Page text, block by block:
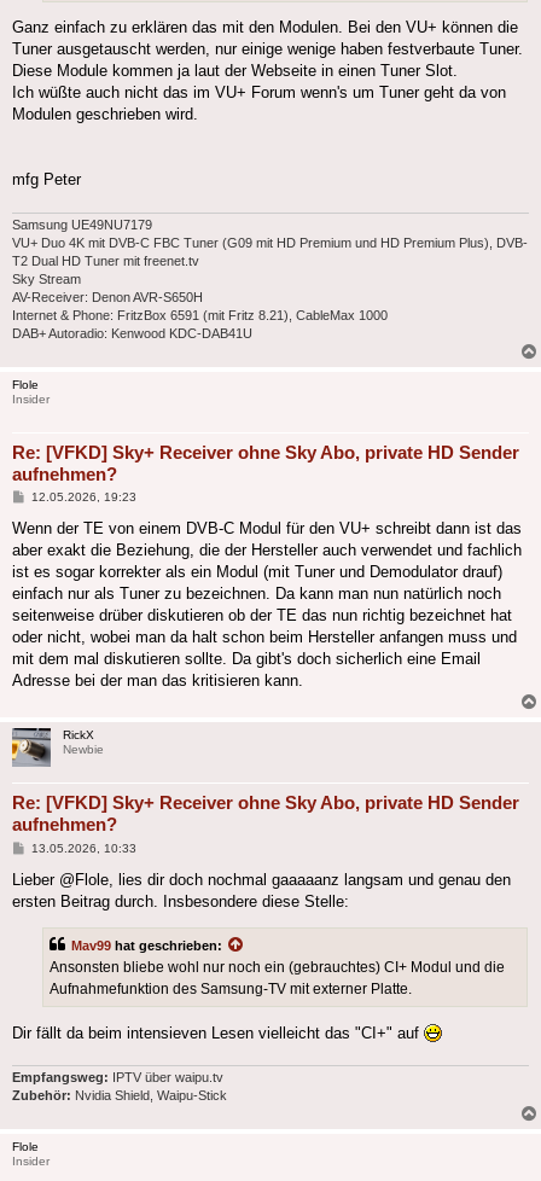
Ganz einfach zu erklären das mit den Modulen. Bei den VU+ können die
Tuner ausgetauscht werden, nur einige wenige haben festverbaute Tuner.
Diese Module kommen ja laut der Webseite in einen Tuner Slot.
Ich wüßte auch nicht das im VU+ Forum wenn's um Tuner geht da von
Modulen geschrieben wird.
mfg Peter
Samsung UE49NU7179
VU+ Duo 4K mit DVB-C FBC Tuner (G09 mit HD Premium und HD Premium Plus), DVB-
T2 Dual HD Tuner mit freenet.tv
Sky Stream
AV-Receiver: Denon AVR-S650H
Internet & Phone: FritzBox 6591 (mit Fritz 8.21), CableMax 1000
DAB+ Autoradio: Kenwood KDC-DAB41U
Flole
Insider
Re: [VFKD] Sky+ Receiver ohne Sky Abo, private HD Sender
aufnehmen?
Beitrag
12.05.2026, 19:23
Wenn der TE von einem DVB-C Modul für den VU+ schreibt dann ist das
aber exakt die Beziehung, die der Hersteller auch verwendet und fachlich
ist es sogar korrekter als ein Modul (mit Tuner und Demodulator drauf)
einfach nur als Tuner zu bezeichnen. Da kann man nun natürlich noch
seitenweise drüber diskutieren ob der TE das nun richtig bezeichnet hat
oder nicht, wobei man da halt schon beim Hersteller anfangen muss und
mit dem mal diskutieren sollte. Da gibt's doch sicherlich eine Email
Adresse bei der man das kritisieren kann.
RickX
Newbie
Re: [VFKD] Sky+ Receiver ohne Sky Abo, private HD Sender
aufnehmen?
Beitrag
13.05.2026, 10:33
Lieber @Flole, lies dir doch nochmal gaaaaanz langsam und genau den
ersten Beitrag durch. Insbesondere diese Stelle:
Mav99 hat geschrieben:
Ansonsten bliebe wohl nur noch ein (gebrauchtes) CI+ Modul und die
Aufnahmefunktion des Samsung-TV mit externer Platte.
Dir fällt da beim intensieven Lesen vielleicht das "CI+" auf
Empfangsweg: IPTV über waipu.tv
Zubehör: Nvidia Shield, Waipu-Stick
Flole
Insider